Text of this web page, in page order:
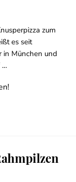
zum
es seit
in München und
…